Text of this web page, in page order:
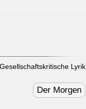
Gesellschaftskritische Lyrik
Der Morgen